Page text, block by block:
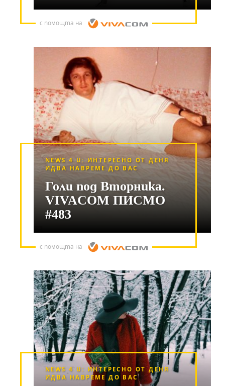
с помощта на
NEWS 4 U: ИНТЕРЕСНО ОТ ДЕНЯ
ИДВА НАВРЕМЕ ДО ВАС
Голи под Вторника.
VIVACOM ПИСМО
#483
с помощта на
NEWS 4 U: ИНТЕРЕСНО ОТ ДЕНЯ
ИДВА НАВРЕМЕ ДО ВАС